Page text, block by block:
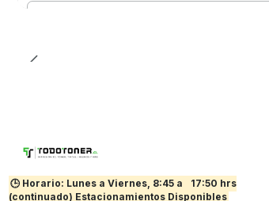
🕒 Horario: Lunes a Viernes, 8:45 a
17:50 hrs
(continuado) Estacionamientos Disponibles